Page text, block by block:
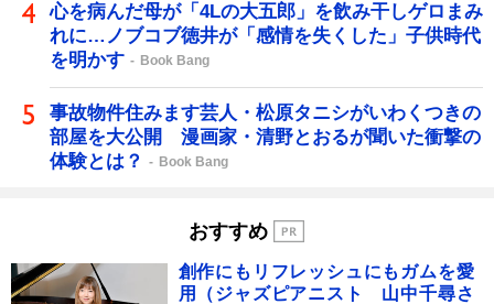
心を病んだ母が「4Lの大五郎」を飲み干しゲロまみ
れに…ノブコブ徳井が「感情を失くした」子供時代
を明かす
Book Bang
事故物件住みます芸人・松原タニシがいわくつきの
部屋を大公開 漫画家・清野とおるが聞いた衝撃の
体験とは？
Book Bang
おすすめ
創作にもリフレッシュにもガムを愛
用（ジャズピアニスト 山中千尋さ